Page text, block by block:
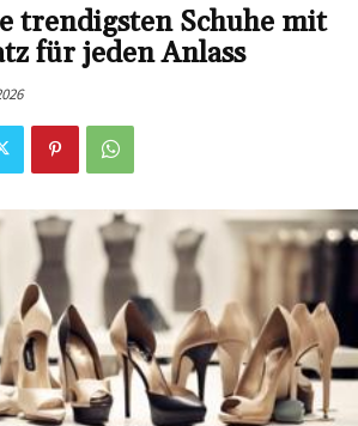
trendigsten Schuhe mit
für jeden Anlass